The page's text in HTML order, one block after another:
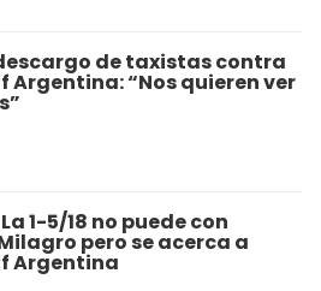
de taxistas contra
Argentina: “Nos quieren ver
1-5/18 no puede con
pero se acerca a
Argentina